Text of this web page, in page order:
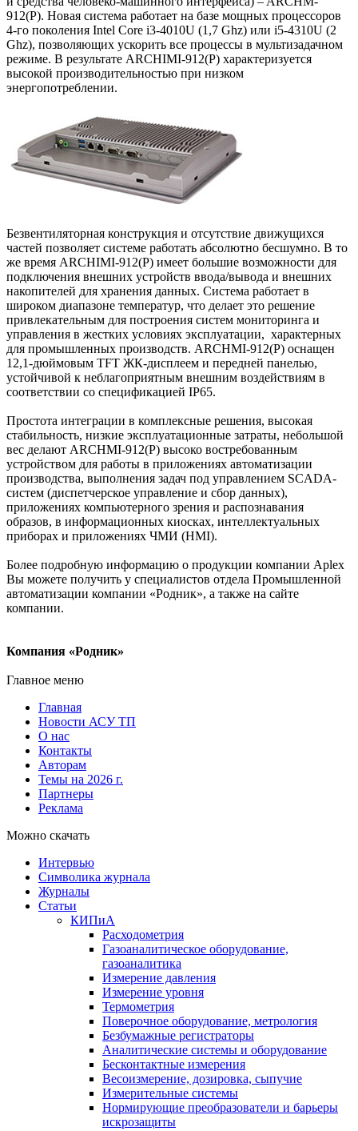
912(P). Новая система работает на базе мощных процессоров
4-го поколения Intel Core i3-4010U (1,7 Ghz) или i5-4310U (2
Ghz), позволяющих ускорить все процессы в мультизадачном
режиме. В результате ARCHIMI-912(P) характеризуется
высокой производительностью при низком
энергопотреблении.
Безвентиляторная конструкция и отсутствие движущихся
частей позволяет системе работать абсолютно бесшумно. В то
же время ARCHIMI-912(P) имеет большие возможности для
подключения внешних устройств ввода/вывода и внешних
накопителей для хранения данных. Система работает в
широком диапазоне температур, что делает это решение
привлекательным для построения систем мониторинга и
управления в жестких условиях эксплуатации, характерных
для промышленных производств. ARCHMI-912(Р) оснащен
12,1-дюймовым TFT ЖК-дисплеем и передней панелью,
устойчивой к неблагоприятным внешним воздействиям в
соответствии со спецификацией IP65.
Простота интеграции в комплексные решения, высокая
стабильность, низкие эксплуатационные затраты, небольшой
вес делают ARCHMI-912(Р) высоко востребованным
устройством для работы в приложениях автоматизации
производства, выполнения задач под управлением SCADA-
систем (диспетчерское управление и сбор данных),
приложениях компьютерного зрения и распознавания
образов, в информационных киосках, интеллектуальных
приборах и приложениях ЧМИ (HMI).
Более подробную информацию о продукции компании Aplex
Вы можете получить у специалистов отдела Промышленной
автоматизации компании «Родник», а также на сайте
компании.
Компания «Родник»
Главное меню
Главная
Новости АСУ ТП
О нас
Контакты
Авторам
Темы на 2026 г.
Партнеры
Реклама
Можно скачать
Интервью
Символика журнала
Журналы
Статьи
КИПиА
Расходометрия
Газоаналитическое оборудование,
газоаналитика
Измерение давления
Измерение уровня
Термометрия
Поверочное оборудование, метрология
Безбумажные регистраторы
Аналитические системы и оборудование
Бесконтактные измерения
Весоизмерение, дозировка, сыпучие
Измерительные системы
Нормирующие преобразователи и барьеры
искрозащиты